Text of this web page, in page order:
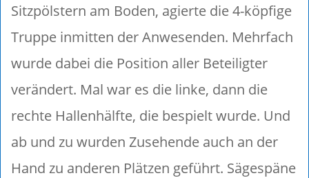
Sitzpölstern am Boden, agierte die 4-köpfige
Truppe inmitten der Anwesenden. Mehrfach
wurde dabei die Position aller Beteiligter
verändert. Mal war es die linke, dann die
rechte Hallenhälfte, die bespielt wurde. Und
ab und zu wurden Zusehende auch an der
Hand zu anderen Plätzen geführt. Sägespäne